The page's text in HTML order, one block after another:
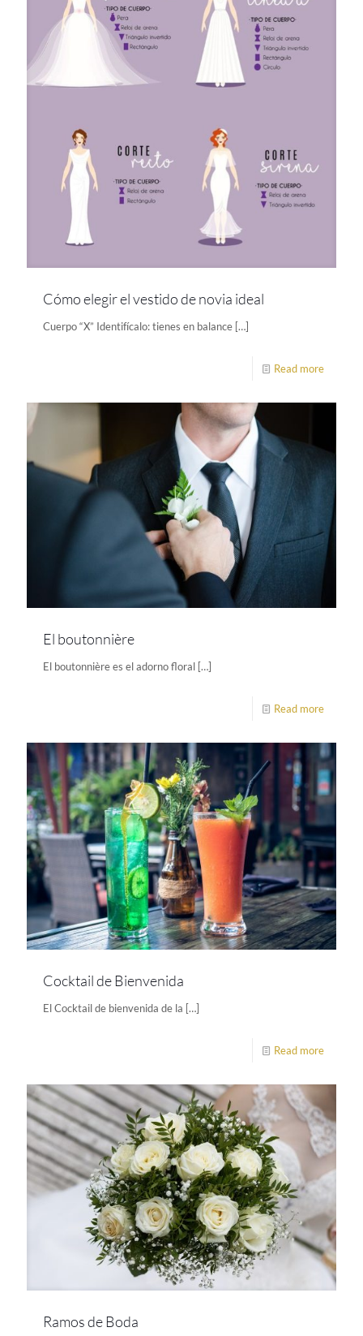
Cómo elegir el vestido de novia ideal
Cuerpo “X” Identifícalo: tienes en balance […]
Read more
El boutonnière
El boutonnière es el adorno floral […]
Read more
Cocktail de Bienvenida
El Cocktail de bienvenida de la […]
Read more
Ramos de Boda